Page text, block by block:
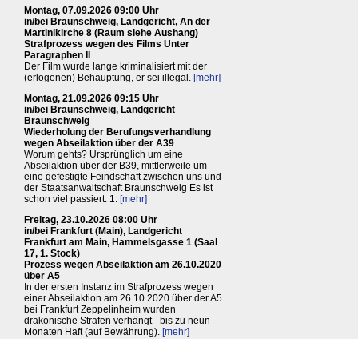
Montag, 07.09.2026 09:00 Uhr
in/bei Braunschweig, Landgericht, An der
Martinikirche 8 (Raum siehe Aushang)
Strafprozess wegen des Films Unter
Paragraphen II
Der Film wurde lange kriminalisiert mit der
(erlogenen) Behauptung, er sei illegal. [mehr]
Montag, 21.09.2026 09:15 Uhr
in/bei Braunschweig, Landgericht
Braunschweig
Wiederholung der Berufungsverhandlung
wegen Abseilaktion über der A39
Worum gehts? Ursprünglich um eine
Abseilaktion über der B39, mittlerweile um
eine gefestigte Feindschaft zwischen uns und
der Staatsanwaltschaft Braunschweig Es ist
schon viel passiert: 1. [mehr]
Freitag, 23.10.2026 08:00 Uhr
in/bei Frankfurt (Main), Landgericht
Frankfurt am Main, Hammelsgasse 1 (Saal
17, 1. Stock)
Prozess wegen Abseilaktion am 26.10.2020
über A5
In der ersten Instanz im Strafprozess wegen
einer Abseilaktion am 26.10.2020 über der A5
bei Frankfurt Zeppelinheim wurden
drakonische Strafen verhängt - bis zu neun
Monaten Haft (auf Bewährung). [mehr]